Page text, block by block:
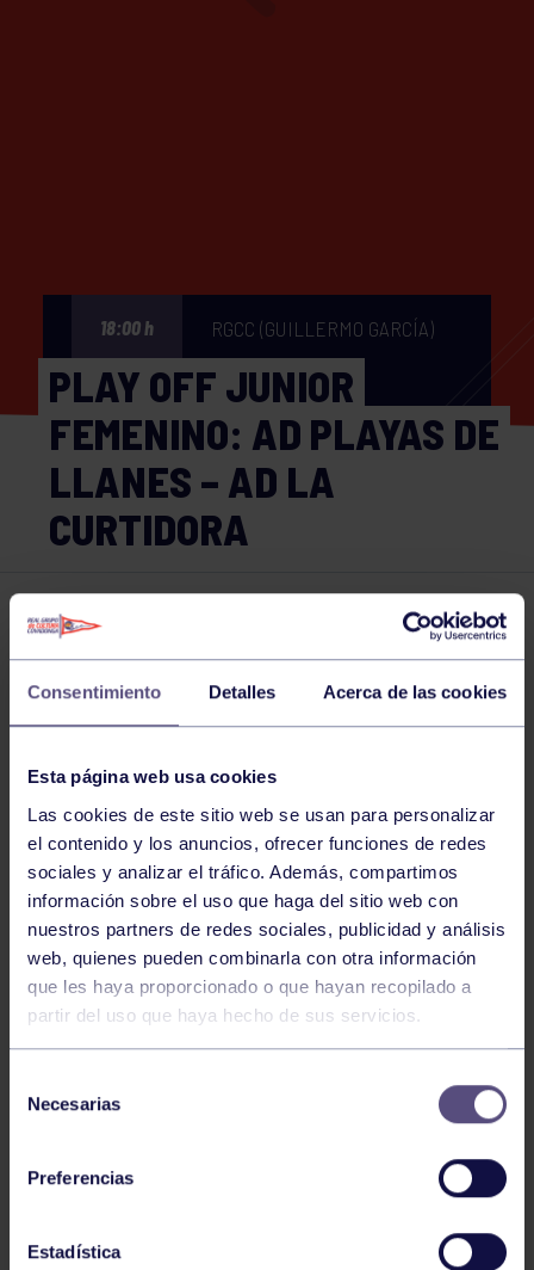
Consentimiento Detalles Acerca de las cookies
Esta página web usa cookies
Las cookies de este sitio web se usan para personalizar
el contenido y los anuncios, ofrecer funciones de redes
sociales y analizar el tráfico. Además, compartimos
información sobre el uso que haga del sitio web con
nuestros partners de redes sociales, publicidad y análisis
web, quienes pueden combinarla con otra información
que les haya proporcionado o que hayan recopilado a
partir del uso que haya hecho de sus servicios.
Necesarias
Preferencias
Estadística
18:00 h RGCC (GUILLERMO GARCÍA)
PLAY OFF JUNIOR
FEMENINO: AD PLAYAS DE
LLANES – AD LA
CURTIDORA
NOTICIAS RELACIONADAS
Voleibol 27 Abr 2026